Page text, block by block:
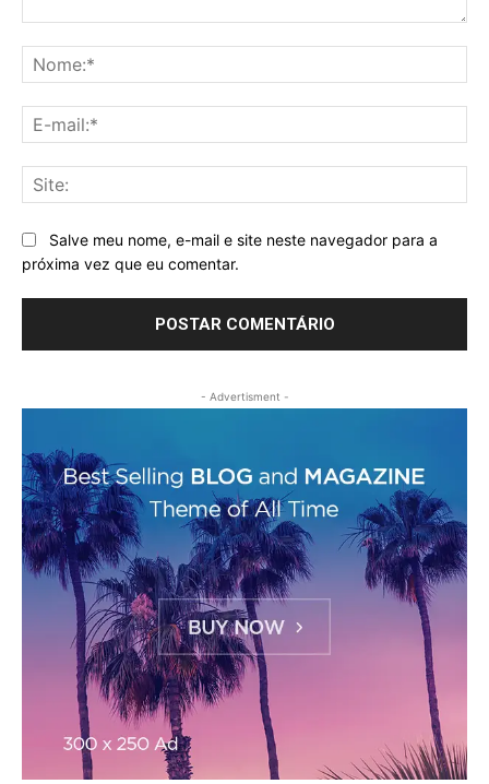
Salve meu nome, e-mail e site neste navegador para a
próxima vez que eu comentar.
- Advertisment -